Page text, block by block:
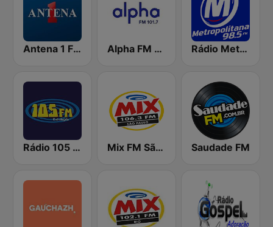
Antena 1 FM Alpha FM 101.7 Rádio Metropolitana 98.5 FM
Rádio 105 FM Mix FM São Paulo Saudade FM